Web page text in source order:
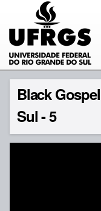
Black
Sul - 5